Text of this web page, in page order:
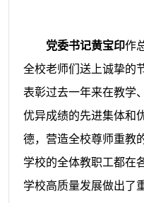
党委书记黄宝印作
全校老师们送上诚挚的
表彰过去一年来在教学
优异成绩的先进集体和
德，营造全校尊师重教
学校的全体教职工都在
学校高质量发展做出了